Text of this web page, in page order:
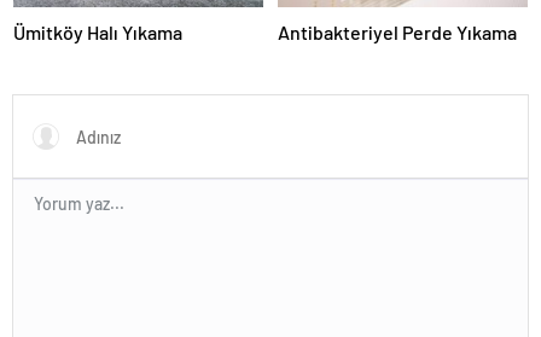
Ümitköy Halı Yıkama Antibakteriyel Perde Yıkama